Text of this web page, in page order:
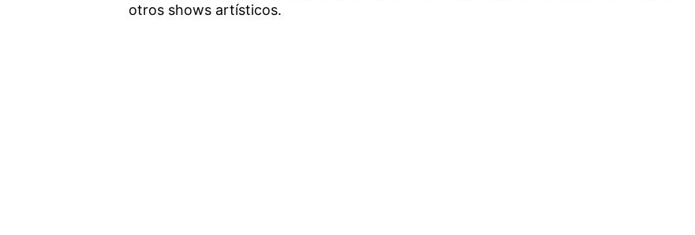
otros shows artísticos.